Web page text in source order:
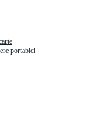
portabici